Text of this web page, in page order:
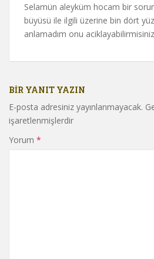
Selamün aleyküm hocam bir
büyüsü ile ilgili üzerine bin dört
anlamadım onu
BIR YANIT YAZIN
E-posta adresiniz yayınlanmayacak.
işaretlenmişlerdir
Yorum *